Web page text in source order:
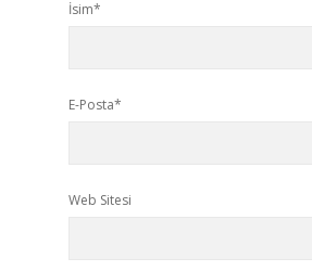
İsim*
E-Posta*
Web Sitesi